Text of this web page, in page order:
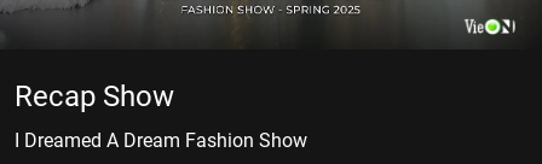
Recap Show
I Dreamed A Dream Fashion Show